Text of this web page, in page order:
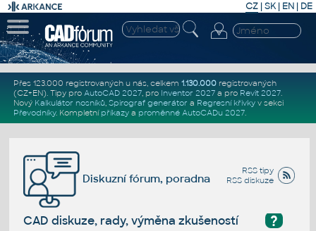
CZ | SK| EN | DE
Přes 123.000 registrovaných u nás, celkem 1.130.000registrovaných
(CZ+EN). Tipy pro AutoCAD 2027, pro Inventor 2027a pro Revit 2027.
Nový Kalkulátor nosníků, Spirograf generátor a Regresní křivkyv sekci
Převodníky. Kompletní příkazya proměnné AutoCADu 2027.
RSS tipy
RSS diskuze
Diskuzní fórum, poradna
?
CAD diskuze, rady, výměna zkušeností